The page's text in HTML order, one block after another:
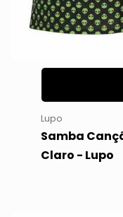
Lupo
Samba
Claro - Lupo